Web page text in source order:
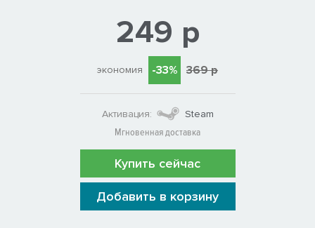
249 р
экономия -33% 369 р
Активация:
Steam
Мгновенная доставка
Купить сейчас
Добавить в корзину